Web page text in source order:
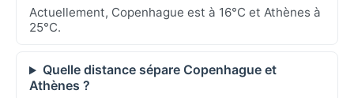
Actuellement, Copenhague est à 16°C et Athènes à
25°C.
Quelle distance sépare Copenhague et
Athènes ?